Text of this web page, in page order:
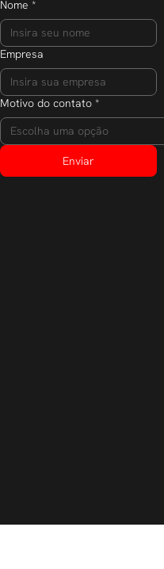
Nome *
Empresa
Motivo do contato *
Escolha uma opção
Enviar